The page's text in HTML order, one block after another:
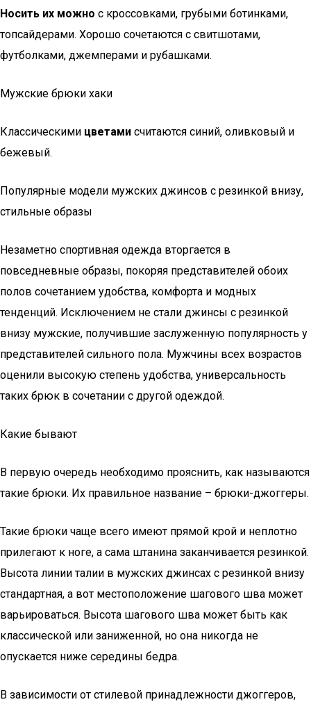
Носить их можно с кроссовками, грубыми ботинками,
топсайдерами. Хорошо сочетаются с свитшотами,
футболками, джемперами и рубашками.
Мужские брюки хаки
Классическими цветами считаются синий, оливковый и
бежевый.
Популярные модели мужских джинсов с резинкой внизу,
стильные образы
Незаметно спортивная одежда вторгается в
повседневные образы, покоряя представителей обоих
полов сочетанием удобства, комфорта и модных
тенденций. Исключением не стали джинсы с резинкой
внизу мужские, получившие заслуженную популярность у
представителей сильного пола. Мужчины всех возрастов
оценили высокую степень удобства, универсальность
таких брюк в сочетании с другой одеждой.
Какие бывают
В первую очередь необходимо прояснить, как называются
такие брюки. Их правильное название – брюки-джоггеры.
Такие брюки чаще всего имеют прямой крой и неплотно
прилегают к ноге, а сама штанина заканчивается резинкой.
Высота линии талии в мужских джинсах с резинкой внизу
стандартная, а вот местоположение шагового шва может
варьироваться. Высота шагового шва может быть как
классической или заниженной, но она никогда не
опускается ниже середины бедра.
В зависимости от стилевой принадлежности джоггеров,